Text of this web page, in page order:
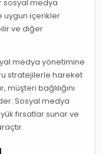
sosyal medya
uygun içerikler
ve diğer
medya yönetimine
stratejilerle hareket
bağlılığını
Sosyal medya
fırsatlar sunar ve